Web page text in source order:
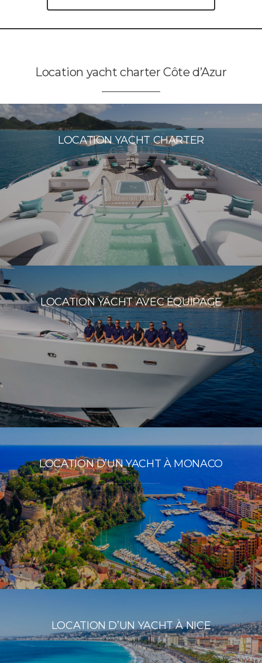
Location yacht charter Côte d’Azur
LOCATION YACHT CHARTER
LOCATION YACHT AVEC ÉQUIPAGE
LOCATION D’UN YACHT À MONACO
LOCATION D’UN YACHT À NICE